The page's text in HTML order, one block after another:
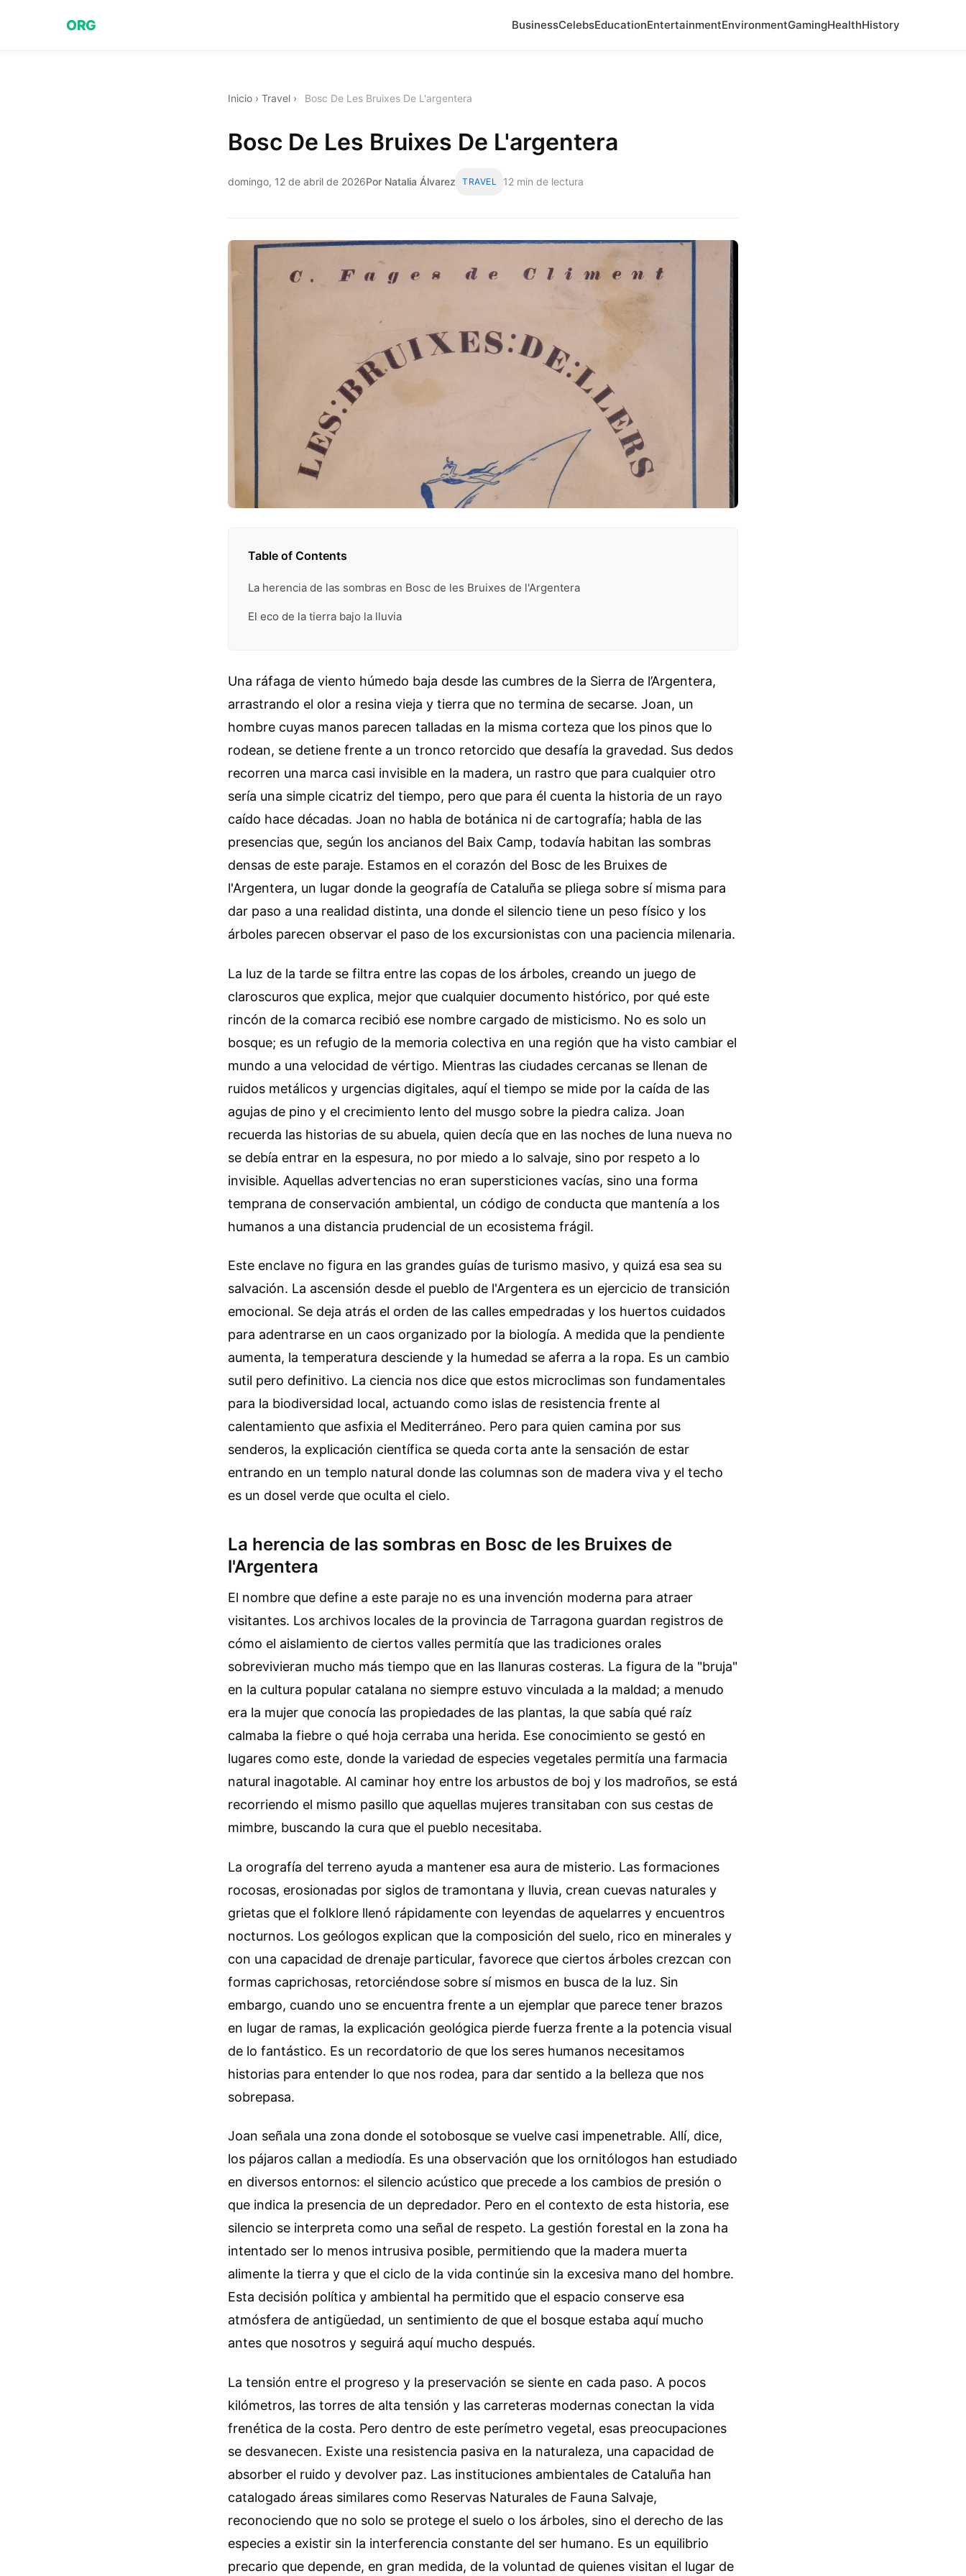
ORG BusinessCelebsEducationEntertainmentEnvironmentGamingHealthHistory
Inicio › Travel › Bosc De Les Bruixes De L'argentera
Bosc De Les Bruixes De L'argentera
domingo, 12 de abril de 2026Por Natalia Álvarez TRAVEL 12 min de lectura
Table of Contents
La herencia de las sombras en Bosc de les Bruixes de l'Argentera
El eco de la tierra bajo la lluvia
Una ráfaga de viento húmedo baja desde las cumbres de la Sierra de l’Argentera,
arrastrando el olor a resina vieja y tierra que no termina de secarse. Joan, un
hombre cuyas manos parecen talladas en la misma corteza que los pinos que lo
rodean, se detiene frente a un tronco retorcido que desafía la gravedad. Sus dedos
recorren una marca casi invisible en la madera, un rastro que para cualquier otro
sería una simple cicatriz del tiempo, pero que para él cuenta la historia de un rayo
caído hace décadas. Joan no habla de botánica ni de cartografía; habla de las
presencias que, según los ancianos del Baix Camp, todavía habitan las sombras
densas de este paraje. Estamos en el corazón del Bosc de les Bruixes de
l'Argentera, un lugar donde la geografía de Cataluña se pliega sobre sí misma para
dar paso a una realidad distinta, una donde el silencio tiene un peso físico y los
árboles parecen observar el paso de los excursionistas con una paciencia milenaria.
La luz de la tarde se filtra entre las copas de los árboles, creando un juego de
claroscuros que explica, mejor que cualquier documento histórico, por qué este
rincón de la comarca recibió ese nombre cargado de misticismo. No es solo un
bosque; es un refugio de la memoria colectiva en una región que ha visto cambiar el
mundo a una velocidad de vértigo. Mientras las ciudades cercanas se llenan de
ruidos metálicos y urgencias digitales, aquí el tiempo se mide por la caída de las
agujas de pino y el crecimiento lento del musgo sobre la piedra caliza. Joan
recuerda las historias de su abuela, quien decía que en las noches de luna nueva no
se debía entrar en la espesura, no por miedo a lo salvaje, sino por respeto a lo
invisible. Aquellas advertencias no eran supersticiones vacías, sino una forma
temprana de conservación ambiental, un código de conducta que mantenía a los
humanos a una distancia prudencial de un ecosistema frágil.
Este enclave no figura en las grandes guías de turismo masivo, y quizá esa sea su
salvación. La ascensión desde el pueblo de l'Argentera es un ejercicio de transición
emocional. Se deja atrás el orden de las calles empedradas y los huertos cuidados
para adentrarse en un caos organizado por la biología. A medida que la pendiente
aumenta, la temperatura desciende y la humedad se aferra a la ropa. Es un cambio
sutil pero definitivo. La ciencia nos dice que estos microclimas son fundamentales
para la biodiversidad local, actuando como islas de resistencia frente al
calentamiento que asfixia el Mediterráneo. Pero para quien camina por sus
senderos, la explicación científica se queda corta ante la sensación de estar
entrando en un templo natural donde las columnas son de madera viva y el techo
es un dosel verde que oculta el cielo.
La herencia de las sombras en Bosc de les Bruixes de
l'Argentera
El nombre que define a este paraje no es una invención moderna para atraer
visitantes. Los archivos locales de la provincia de Tarragona guardan registros de
cómo el aislamiento de ciertos valles permitía que las tradiciones orales
sobrevivieran mucho más tiempo que en las llanuras costeras. La figura de la "bruja"
en la cultura popular catalana no siempre estuvo vinculada a la maldad; a menudo
era la mujer que conocía las propiedades de las plantas, la que sabía qué raíz
calmaba la fiebre o qué hoja cerraba una herida. Ese conocimiento se gestó en
lugares como este, donde la variedad de especies vegetales permitía una farmacia
natural inagotable. Al caminar hoy entre los arbustos de boj y los madroños, se está
recorriendo el mismo pasillo que aquellas mujeres transitaban con sus cestas de
mimbre, buscando la cura que el pueblo necesitaba.
La orografía del terreno ayuda a mantener esa aura de misterio. Las formaciones
rocosas, erosionadas por siglos de tramontana y lluvia, crean cuevas naturales y
grietas que el folklore llenó rápidamente con leyendas de aquelarres y encuentros
nocturnos. Los geólogos explican que la composición del suelo, rico en minerales y
con una capacidad de drenaje particular, favorece que ciertos árboles crezcan con
formas caprichosas, retorciéndose sobre sí mismos en busca de la luz. Sin
embargo, cuando uno se encuentra frente a un ejemplar que parece tener brazos
en lugar de ramas, la explicación geológica pierde fuerza frente a la potencia visual
de lo fantástico. Es un recordatorio de que los seres humanos necesitamos
historias para entender lo que nos rodea, para dar sentido a la belleza que nos
sobrepasa.
Joan señala una zona donde el sotobosque se vuelve casi impenetrable. Allí, dice,
los pájaros callan a mediodía. Es una observación que los ornitólogos han estudiado
en diversos entornos: el silencio acústico que precede a los cambios de presión o
que indica la presencia de un depredador. Pero en el contexto de esta historia, ese
silencio se interpreta como una señal de respeto. La gestión forestal en la zona ha
intentado ser lo menos intrusiva posible, permitiendo que la madera muerta
alimente la tierra y que el ciclo de la vida continúe sin la excesiva mano del hombre.
Esta decisión política y ambiental ha permitido que el espacio conserve esa
atmósfera de antigüedad, un sentimiento de que el bosque estaba aquí mucho
antes que nosotros y seguirá aquí mucho después.
La tensión entre el progreso y la preservación se siente en cada paso. A pocos
kilómetros, las torres de alta tensión y las carreteras modernas conectan la vida
frenética de la costa. Pero dentro de este perímetro vegetal, esas preocupaciones
se desvanecen. Existe una resistencia pasiva en la naturaleza, una capacidad de
absorber el ruido y devolver paz. Las instituciones ambientales de Cataluña han
catalogado áreas similares como Reservas Naturales de Fauna Salvaje,
reconociendo que no solo se protege el suelo o los árboles, sino el derecho de las
especies a existir sin la interferencia constante del ser humano. Es un equilibrio
precario que depende, en gran medida, de la voluntad de quienes visitan el lugar de